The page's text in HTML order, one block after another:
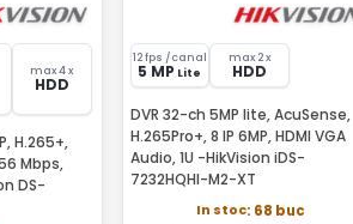
max 4 x
HDD
H.265+,
Mbps,
DS-
12 fps /canal
5 MP Lite
max 2 x
HDD
DVR 32-ch 5MP lite, AcuSense,
H.265Pro+, 8 IP 6MP, HDMI VGA
Audio, 1U -HikVision iDS-
7232HQHI-M2-XT
In stoc: 68 buc